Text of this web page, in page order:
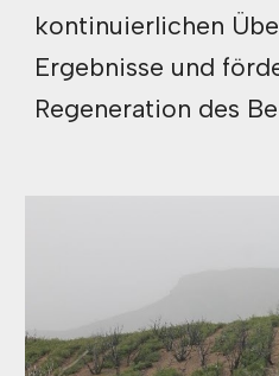
kontinuierlichen
Ergebnisse und
Regeneration des